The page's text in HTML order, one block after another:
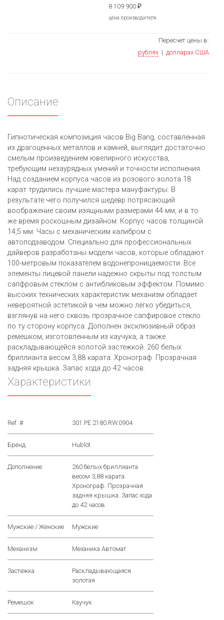
8 109 900 ₽
цена производителя
Пересчет цены в:
рублях | долларах США
Описание
Гипнотическая композиция часов Big Bang, составленная
из драгоценных металлов и камней, выглядит достаточно
смелым произведением ювелирного искусства,
требующим незаурядных умений и точности исполнения.
Над созданием корпуса часов из розового золота 18
карат трудились лучшие мастера мануфактуры. В
результате чего получился шедевр потрясающий
воображение своим изящными размерами 44 мм, и в то
же время роскошным дизайном. Корпус часов толщиной
14,5 мм. Часы с механическим калибром с
автоподзаводом. Специально для профессиональных
дайверов разработаны модели часов, которые обладают
100-метровым показателем водонепроницаемости. Все
элементы лицевой панели надежно скрыты под толстым
сапфровым стеклом с антибликовым эффектом. Помимо
высоких технических характеристик механизм обладает
невероятной эстетикой в чем можно легко убедиться,
взглянув на него сквозь прозрачное сапфировое стекло
по ту сторону корпуса. Дополнен эксклюзивный образ
ремешком, изготовленным из каучука, а также
раскладывающейся золотой застежкой. 260 белых
бриллианта весом 3,88 карата. Хронограф. Прозрачная
задняя крышка. Запас хода до 42 часов.
Характеристики
Ref. # 301.PE.2180.RW.0904
Бренд Hublot
Дополнение
260 белых бриллианта
весом 3,88 карата.
Хронограф. Прозрачная
задняя крышка. Запас хода
до 42 часов.
Мужские / Женские Мужские
Механизм Механика Автомат
Застежка
Раскладывающаяся
золотая
Ремешок Каучук